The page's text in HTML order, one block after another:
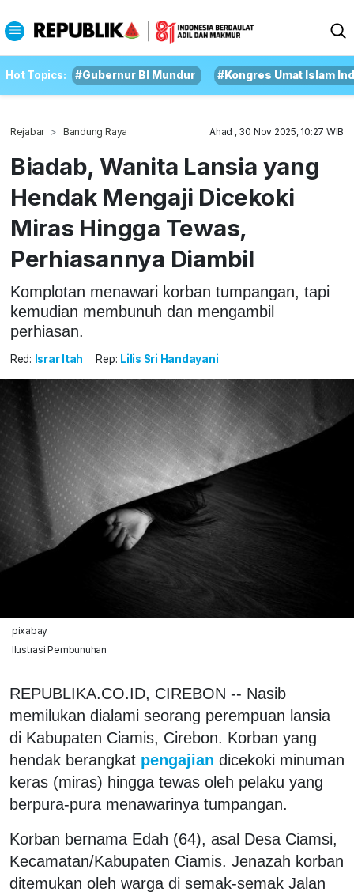
Hot Topics: #Gubernur BI Mundur #Kongres Umat Islam
Rejabar Bandung Raya Ahad , 30 Nov 2025, 10:27 WIB
Biadab, Wanita Lansia yang
Hendak Mengaji Dicekoki
Miras Hingga Tewas,
Perhiasannya Diambil
Komplotan menawari korban tumpangan, tapi
kemudian membunuh dan mengambil
perhiasan.
Red: Israr Itah Rep: Lilis Sri Handayani
pixabay
Ilustrasi Pembunuhan
REPUBLIKA.CO.ID, CIREBON -- Nasib
memilukan dialami seorang perempuan lansia
di Kabupaten Ciamis, Cirebon. Korban yang
hendak berangkat pengajian dicekoki minuman
keras (miras) hingga tewas oleh pelaku yang
berpura-pura menawarinya tumpangan.
Korban bernama Edah (64), asal Desa Ciamsi,
Kecamatan/Kabupaten Ciamis. Jenazah korban
ditemukan oleh warga di semak-semak Jalan